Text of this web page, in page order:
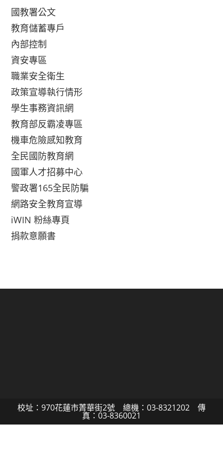
國教署公文
教育儲蓄專戶
內部控制
資安專區
職業安全衛生
政策宣導執行情形
學生事務資訊網
教育部反霸凌專區
機車危險感知教育
全民國防教育網
國軍人才招募中心
警政署165全民防騙
網路安全教育宣導
iWIN 粉絲專頁
捐款意願書
校址：970花蓮市菁華街2號 總機：03-8321202 傳
真：03-8360021